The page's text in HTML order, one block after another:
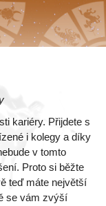
kariéry. Přijdete s
i kolegy a díky
v tomto
Proto si běžte
teď máte největší
se vám zvýší